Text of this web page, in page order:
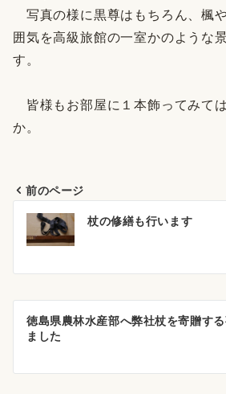
写真の様に黒尊はもちろん、楓
囲気を高級旅館の一室かのような
す。
皆様もお部屋に１本飾ってみて
か。
投
稿
ゲ
シ
前のページ
杖の修繕も行います
徳島県農林水産部へ弊社杖を寄贈する
ました